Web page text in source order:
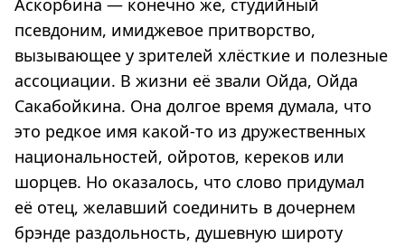
Аскорбина — конечно же, студийный
псевдоним, имиджевое притворство,
вызывающее у зрителей хлёсткие и полезные
ассоциации. В жизни её звали Ойда, Ойда
Сакабойкина. Она долгое время думала, что
это редкое имя какой-то из дружественных
национальностей, ойротов, кереков или
шорцев. Но оказалось, что слово придумал
её отец, желавший соединить в дочернем
брэнде раздольность, душевную широту